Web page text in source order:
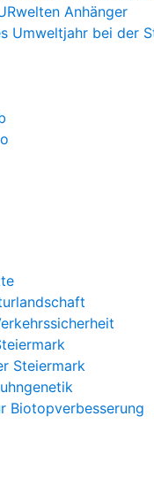
Anhänger
Umweltjahr bei der
Steiermark
Biotopverbesserung